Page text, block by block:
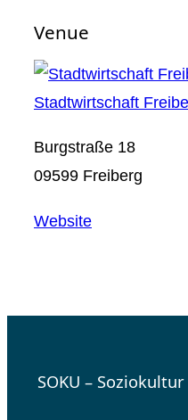
Venue
Stadtwirtschaft
Burgstraße 18
09599 Freiberg
Website
SOKU –